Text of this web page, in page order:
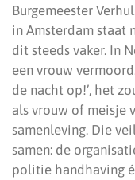
Burgemeester
in Amsterdam staat
dit steeds vaker. In
een vrouw
de nacht op!’, het
als vrouw of meisje
samenleving. Die
samen: de
politie handhaving